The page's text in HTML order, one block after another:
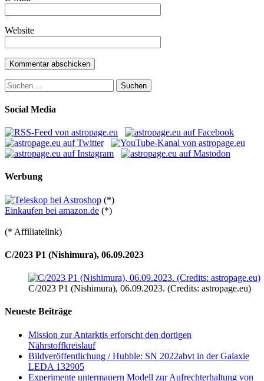
Website
Suchen
nach:
Social Media
Werbung
(*)
Einkaufen bei amazon.de (*)
(* Affiliatelink)
C/2023 P1 (Nishimura), 06.09.2023
C/2023 P1 (Nishimura), 06.09.2023. (Credits: astropage.eu)
Neueste Beiträge
Mission zur Antarktis erforscht den dortigen
Nährstoffkreislauf
Bildveröffentlichung / Hubble: SN 2022abvt in der Galaxie
LEDA 132905
Experimente untermauern Modell zur Aufrechterhaltung von